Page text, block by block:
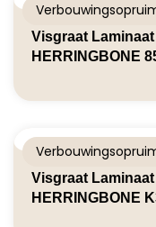
Visgraat
HERRINGBONE
Visgraat
HERRINGBONE